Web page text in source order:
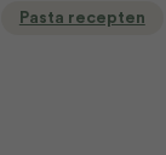
Pasta recepten